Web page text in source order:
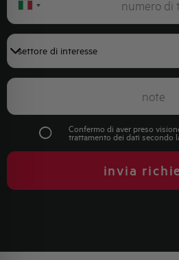
Italy
Confermo di aver preso
trattamento dei dati secondo
invia